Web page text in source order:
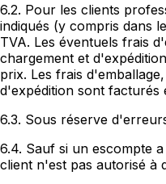
6.2. Pour les clients
indiqués (y compris dans
TVA. Les éventuels frais
chargement et
prix. Les frais
d'expédition sont facturés
6.3. Sous réserve
6.4. Sauf si un escompte
client n'est pas autorisé à